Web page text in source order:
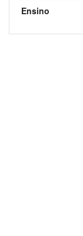
Ensino